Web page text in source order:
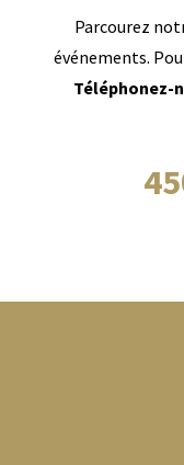
Parcourez
événements.
Téléphonez-